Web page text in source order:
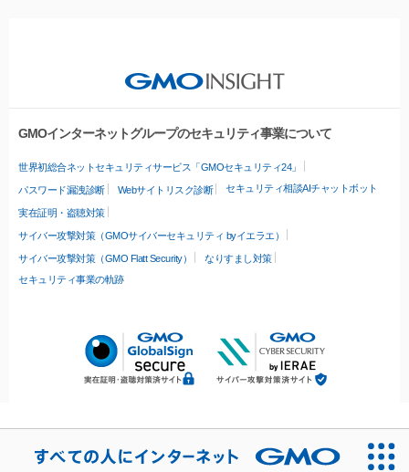
GMOインターネットグループのセキュリティ事業について
世界初総合ネットセキュリティサービス「GMOセキュリティ24」
パスワード漏洩診断 Webサイトリスク診断 セキュリティ相談AIチャットボット
実在証明・盗聴対策
サイバー攻撃対策（GMOサイバーセキュリティ byイエラエ）
サイバー攻撃対策（GMO Flatt Security）
なりすまし対策
セキュリティ事業の軌跡